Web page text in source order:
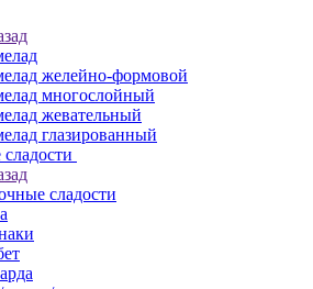
желейно-формовой
многослойный
жевательный
глазированный
сладости